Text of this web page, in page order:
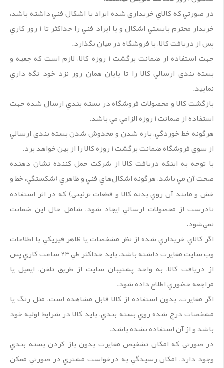
در صورتي که کالاي خريداري شده ايراد يا اشکال فني داشته باشد،
خريدار محترم بايستي اشکال و يا ايراد فني را حداکثر تا 1 روز کاري
پس از دريافت کالا، با فروشگاه در ميان بگذارد.
جهت استفاده از ضمانت برگشت 1 روزه کالا، لازم است که جعبه و
بسته بندي ارسالي کالا را تا پايان همان روز نزد خود نگه داري
نماييد.
بازگشت کالا و محصولات فروشگاه در بسته بندي ارسال شده جهت
استفاده از ضمانت 1 روزه الزامي مي باشد.
هرگونه خط خوردگي، پاره شدن و مخدوش شدن بسته بندي ارسالي
از سوي فروشگاه ضمانت برگشت 1 روزه کالا را از بين خواهد برد.
با توجه به اينکه دريافت کالا از شرکت حمل کننده نشان دهنده
صحت آن مي باشد، هرگونه اشکال‏‏‌هاي فني و ظاهري (شکستگي، خط و
خش و مانند آن روي بدنه کالا و قطعات تزئيني) که در اثر استفاده
نادرست از محصولات ارسالي ايجاد شود، شامل حال اين ضمانت
نمي‏‏‌شود.
اگر کالاي خريداري شده از نظر مشخصات يا ظاهر فيزيکي با اطلاعات
وب سايت مغايرت داشته باشد، بايد حداکثر طي 24 ساعت کاري پس
از دريافت کالا، به واحد پشتيبان سايت از طريق تلفن، ايميل يا
مراجعه حضوري اطلاع داده شود.
اگر مغايرت، بدون استفاده از کالا قابل مشاهده است، مثل رنگ يا
مشخصات درج شده روي بسته بندي، بايد کالا در شرايط اوليه خود
باشد و از آن استفاده نشده باشد.
در صورتي که امکان تشخيص مغايرت بدون باز کردن بسته بندي
وجود دارد، امکان رسيدگي به درخواست مشتري در صورتي ممکن